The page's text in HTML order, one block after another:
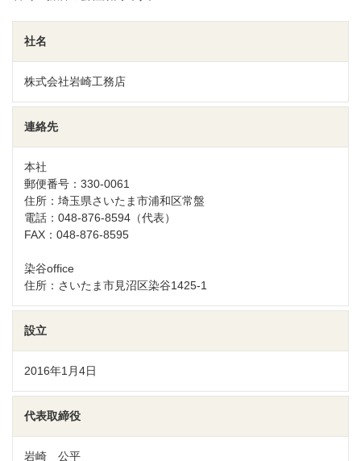
社名
株式会社岩崎工務店
連絡先
本社
郵便番号：330-0061
住所：埼玉県さいたま市浦和区常盤
電話：048-876-8594（代表）
FAX：048-876-8595
染谷office
住所：さいたま市見沼区染谷1425-1
設立
2016年1月4日
代表取締役
岩崎 公平